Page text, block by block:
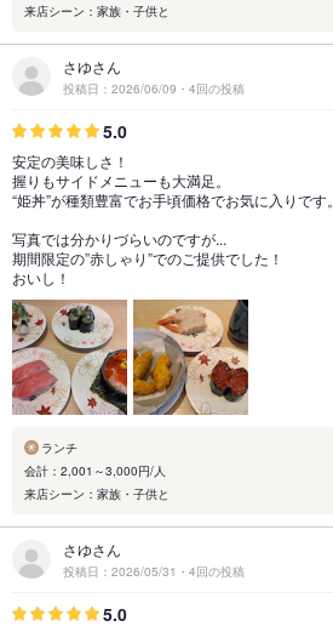
来店シーン：家族・子供と
さゆさん
投稿日：2026/06/09・4回の投稿
5.0
安定の美味しさ！
握りもサイドメニューも大満足。
“姫丼”が種類豊富でお手頃価格でお気に入りです。
写真では分かりづらいのですが...
期間限定の”赤しゃり”でのご提供でした！
おいし！
ランチ
会計：2,001～3,000円/人
来店シーン：家族・子供と
さゆさん
投稿日：2026/05/31・4回の投稿
5.0